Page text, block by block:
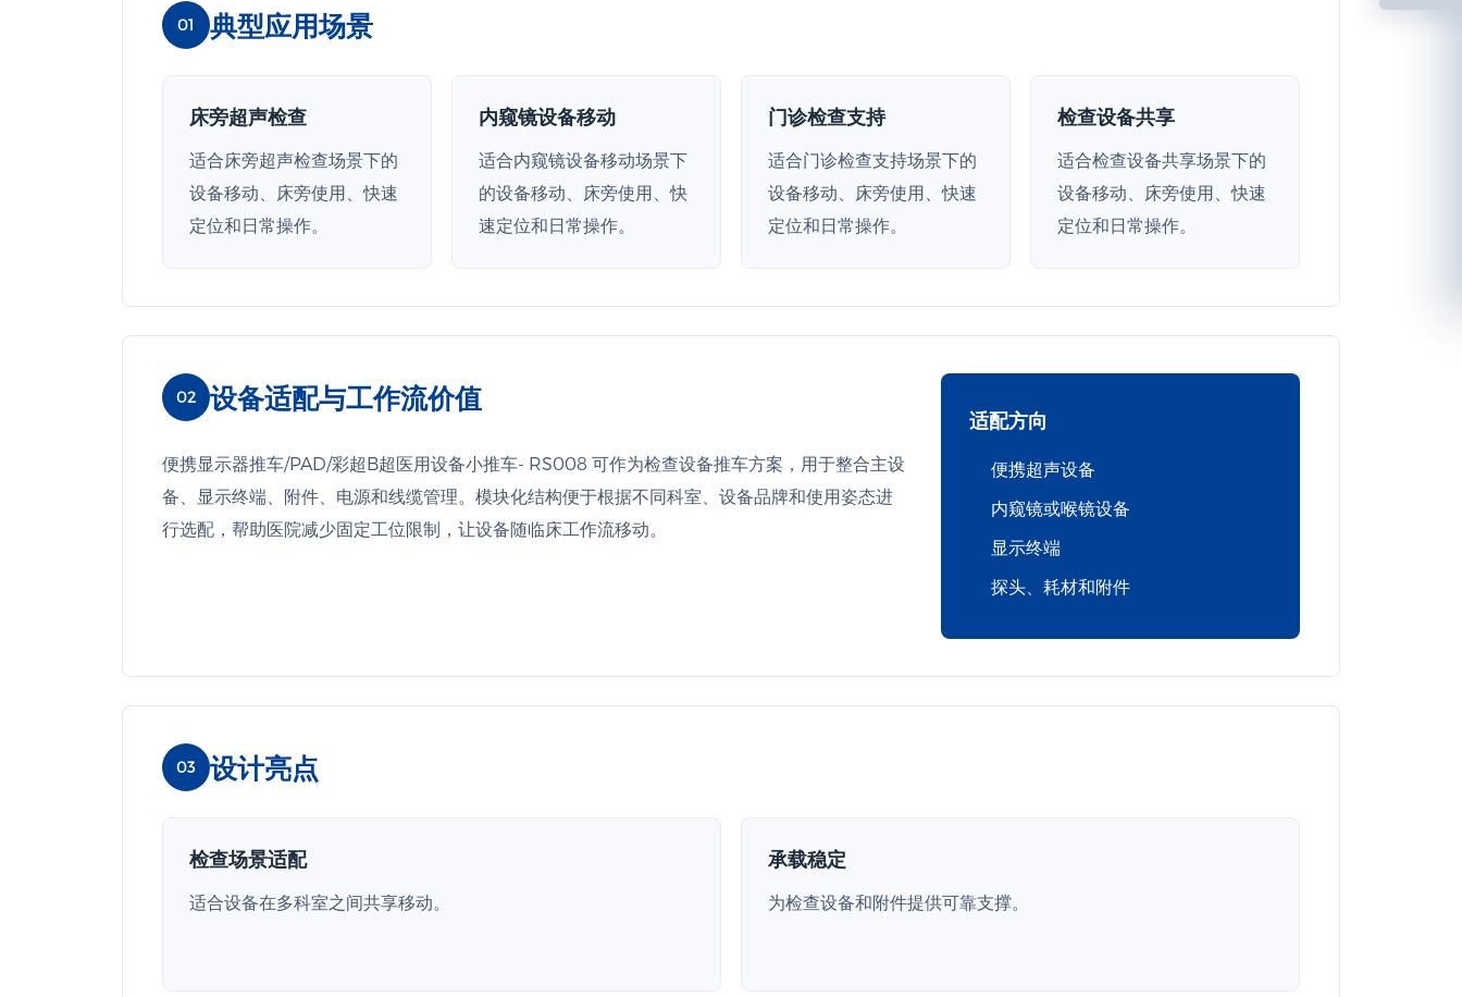
01 典型应用场景
床旁超声检查
适合床旁超声检查场景下的
设备移动、床旁使用、快速
定位和日常操作。
内窥镜设备移动
适合内窥镜设备移动场景下
的设备移动、床旁使用、快
速定位和日常操作。
门诊检查支持
适合门诊检查支持场景下的
设备移动、床旁使用、快速
定位和日常操作。
检查设备共享
适合检查设备共享场景下的
设备移动、床旁使用、快速
定位和日常操作。
02 设备适配与工作流价值
便携显示器推车/PAD/彩超B超医用设备小推车- RS008 可作为检查设备推车方案，用于整合主设
备、显示终端、附件、电源和线缆管理。模块化结构便于根据不同科室、设备品牌和使用姿态进
行选配，帮助医院减少固定工位限制，让设备随临床工作流移动。
适配方向
便携超声设备
内窥镜或喉镜设备
显示终端
探头、耗材和附件
03 设计亮点
检查场景适配
适合设备在多科室之间共享移动。
承载稳定
为检查设备和附件提供可靠支撑。